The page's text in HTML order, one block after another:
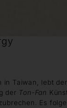
in Taiwan, lebt
der Ton-Fan
Es